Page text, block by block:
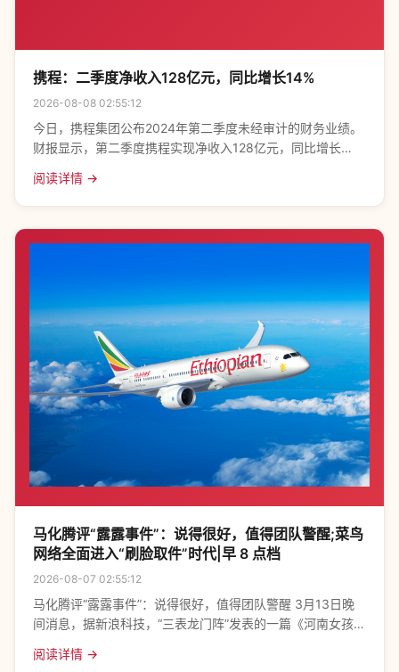
携程：二季度净收入128亿元，同比增长14%
2026-08-08 02:55:12
今日，携程集团公布2024年第二季度未经审计的财务业绩。
财报显示，第二季度携程实现净收入128亿元，同比增长
看，第二季度携程酒店预订业务收入为
阅读详情 →
马化腾评“露露事件”：说得很好，值得团队警醒;菜鸟
网络全面进入“刷脸取件”时代|早 8 点档
2026-08-07 02:55:12
马化腾评“露露事件”：说得很好，值得团队警醒 3月13日晚
间消息，据新浪科技，“三表龙门阵”发表的一篇《河南女孩露
平台百亿补贴等巨大利益背后存在
阅读详情 →